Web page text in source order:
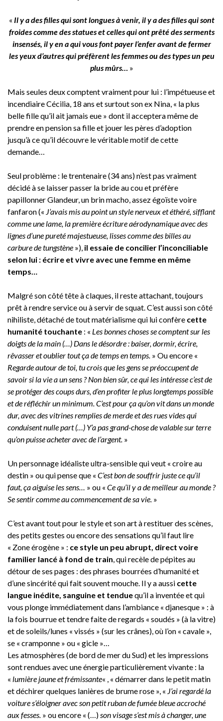
« Il y a des filles qui sont longues à venir, il y a des filles qui sont
froides comme des statues et celles qui ont prêté des serments
insensés, il y en a qui vous font payer l’enfer avant de fermer
les yeux d’autres qui préfèrent les femmes ou des types un peu
plus mûrs… »
Mais seules deux comptent vraiment pour lui : l’impétueuse et
incendiaire Cécilia, 18 ans et surtout son ex Nina, « la plus
belle fille qu’il ait jamais eue » dont il acceptera même de
prendre en pension sa fille et jouer les pères d’adoption
jusqu’à ce qu’il découvre le véritable motif de cette
demande…
Seul problème : le trentenaire (34 ans) n’est pas vraiment
décidé à se laisser passer la bride au cou et préfère
papillonner Glandeur, un brin macho, assez égoïste voire
fanfaron (« J’avais mis au point un style nerveux et éthéré, sifflant
comme une lame, la première écriture aérodynamique avec des
lignes d’une pureté majestueuse, lisses comme des billes au
carbure de tungstène »), il essaie de concilier l’inconciliable
selon lui : écrire et vivre avec une femme en même
temps…
Malgré son côté tête à claques, il reste attachant, toujours
prêt à rendre service ou à servir de squat. C’est aussi son côté
nihiliste, détaché de tout matérialisme qui lui confère cette
humanité touchante : « Les bonnes choses se comptent sur les
doigts de la main (…) Dans le désordre : baiser, dormir, écrire,
rêvasser et oublier tout ça de temps en temps. » Ou encore «
Regarde autour de toi, tu crois que les gens se préoccupent de
savoir si la vie a un sens ? Non bien sûr, ce qui les intéresse c’est de
se protéger des coups durs, d’en profiter le plus longtemps possible
et de réfléchir un minimum. C’est pour ça qu’on vit dans un monde
dur, avec des vitrines remplies de merde et des rues vides qui
conduisent nulle part (…) Y’a pas grand-chose de valable sur terre
qu’on puisse acheter avec de l’argent. »
Un personnage idéaliste ultra-sensible qui veut « croire au
destin » ou qui pense que « C’est bon de souffrir juste ce qu’il
faut, ça aiguise les sens…
» ou « Ce qu’il y a de meilleur au monde ?
Se sentir comme au commencement de sa vie. »
C’est avant tout pour le style et son art à restituer des scènes,
des petits gestes ou encore des sensations qu’il faut lire
« Zone érogène » : ce style un peu abrupt, direct voire
familier lancé à fond de train , qui recèle de pépites au
détour de ses pages : des phrases bourrées d’humanité et
d’une sincérité qui fait souvent mouche. Il y a aussi cette
langue inédite, sanguine et tenduequ’il a inventée et qui
vous plonge immédiatement dans l’ambiance « djanesque » : à
la fois bourrue et tendre faite de regards « soudés » (à la vitre)
et de soleils/lunes « vissés » (sur les crânes), où l’on « cavale »,
se « cramponne » ou « gicle »…
Les atmosphères (de bord de mer du Sud) et les impressions
sont rendues avec une énergie particulièrement vivante : la
« lumière jaune et frémissante« , « démarrer dans le petit matin
et déchirer quelques lanières de brume rose », « J’ai regardé la
voiture s’éloigner avec son petit ruban de fumée bleue accroché
aux fesses. » ou encore « (…) son visage s’est mis à changer, une